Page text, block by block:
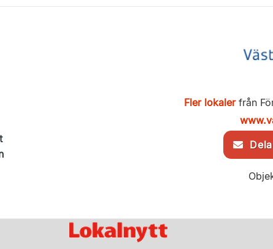
Fler lokalerfrån
Dela